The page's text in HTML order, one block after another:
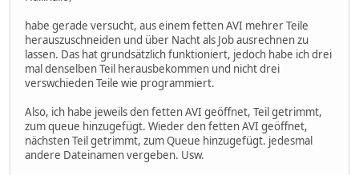
habe gerade versucht, aus einem fetten AVI mehrer Teile
herauszuschneiden und über Nacht als Job ausrechnen zu
lassen. Das hat grundsätzlich funktioniert, jedoch habe ich drei
mal denselben Teil herausbekommen und nicht drei
verswchieden Teile wie programmiert.
Also, ich habe jeweils den fetten AVI geöffnet, Teil getrimmt,
zum queue hinzugefügt. Wieder den fetten AVI geöffnet,
nächsten Teil getrimmt, zum Queue hinzugefügt. jedesmal
andere Dateinamen vergeben. Usw.